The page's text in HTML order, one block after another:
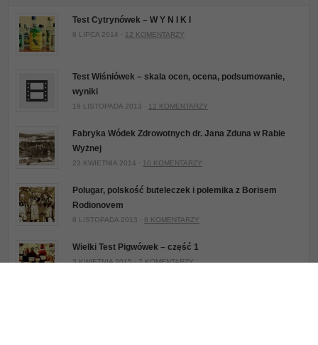
Test Cytrynówek – W Y N I K I
8 LIPCA 2014 · 12 KOMENTARZY
Test Wiśniówek – skala ocen, ocena, podsumowanie,
wyniki
19 LISTOPADA 2013 · 12 KOMENTARZY
Fabryka Wódek Zdrowotnych dr. Jana Zduna w Rabie
Wyżnej
23 KWIETNIA 2014 · 10 KOMENTARZY
Polugar, polskość buteleczek i polemika z Borisem
Rodionovem
8 LISTOPADA 2013 · 8 KOMENTARZY
Wielki Test Pigwówek – część 1
3 KWIETNIA 2015 ·7 KOMENTARZY